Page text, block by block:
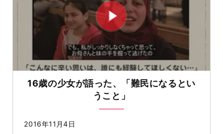
16歳の少女が語った、「難民になるとい
うこと」
2016年11月4日